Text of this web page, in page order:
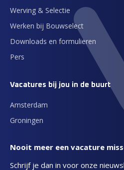
Werving & Selectie
Werken bij Bouwselect
Downloads en formulieren
Pers
Vacatures bij jou in de buurt
Amsterdam
Groningen
Nooit meer een vacature
Schrijf je dan in voor onze